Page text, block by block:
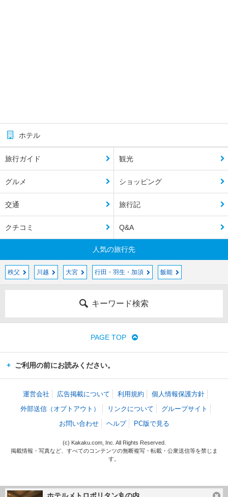
ホテル
旅行ガイド 観光
グルメ ショッピング
交通 旅行記
クチコミ Q&A
人気の旅行先
秩父 川越 大宮 行田・羽生・加須 飯能
キーワード検索
PAGE TOP
ご利用の前にお読みください。
運営会社 広告掲載について 利用規約
個人情報保護方針
外部送信（オプトアウト）
リンクについて
グループサイト
お問い合わせ
ヘルプ PC版で見る
(c) Kakaku.com, Inc. All Rights Reserved.
掲載情報・写真など、すべてのコンテンツの無断複写・転載・公衆送信等を禁じま
す。